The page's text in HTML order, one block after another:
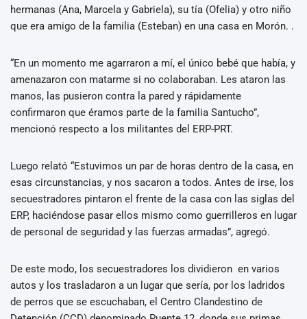
hermanas (Ana, Marcela y Gabriela), su tía (Ofelia) y otro niño
que era amigo de la familia (Esteban) en una casa en Morón. .
“En un momento me agarraron a mí, el único bebé que había, y
amenazaron con matarme si no colaboraban. Les ataron las
manos, las pusieron contra la pared y rápidamente
confirmaron que éramos parte de la familia Santucho”,
mencionó respecto a los militantes del ERP-PRT.
Luego relató “Estuvimos un par de horas dentro de la casa, en
esas circunstancias, y nos sacaron a todos. Antes de irse, los
secuestradores pintaron el frente de la casa con las siglas del
ERP, haciéndose pasar ellos mismo como guerrilleros en lugar
de personal de seguridad y las fuerzas armadas”, agregó.
De este modo, los secuestradores los dividieron en varios
autos y los trasladaron a un lugar que sería, por los ladridos
de perros que se escuchaban, el Centro Clandestino de